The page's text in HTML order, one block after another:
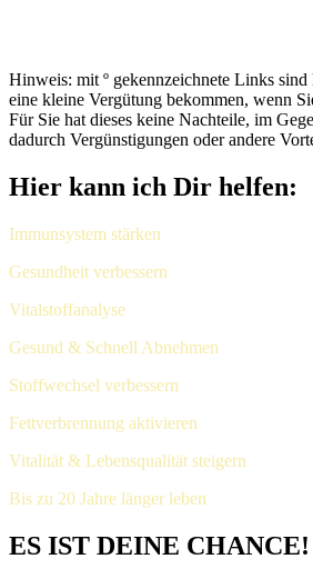
Hinweis: mit º gekennzeichnete Links
eine kleine Vergütung bekommen, wenn
Für Sie hat dieses keine Nachteile, im
dadurch Vergünstigungen oder andere
Hier kann ich Dir helfen:
Immunsystem stärken
Gesundheit verbessern
Vitalstoffanalyse
Gesund & Schnell Abnehmen
Stoffwechsel verbessern
Fettverbrennung aktivieren
Vitalität & Lebensqualität steigern
Bis zu 20 Jahre länger leben
ES IST DEINE